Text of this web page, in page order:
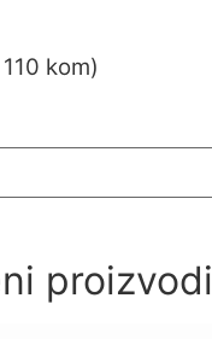
kom)
proizvodi